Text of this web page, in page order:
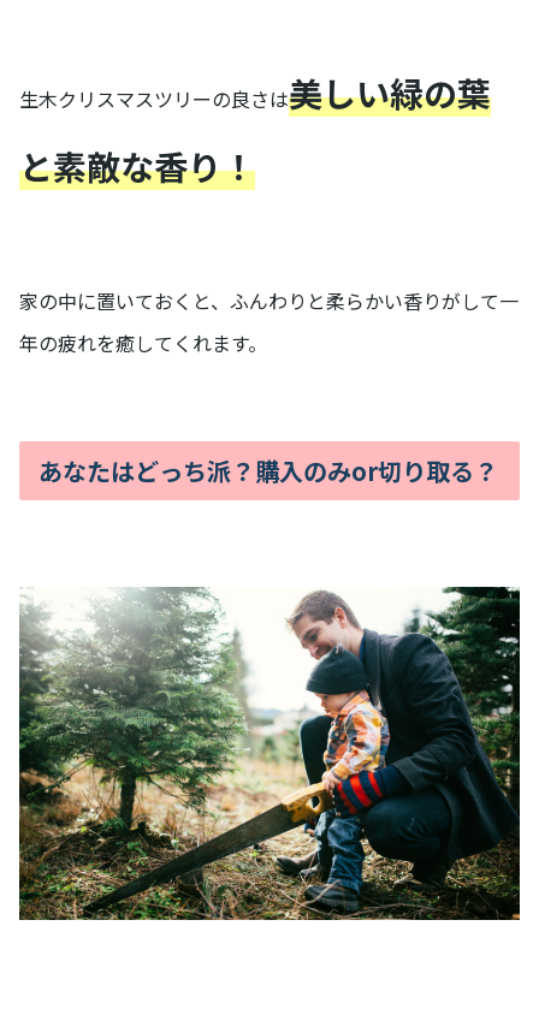
生木クリスマスツリーの良さは美しい緑の葉
と素敵な香り！
家の中に置いておくと、ふんわりと柔らかい香りがして一
年の疲れを癒してくれます。
あなたはどっち派？購入のみor切り取る？